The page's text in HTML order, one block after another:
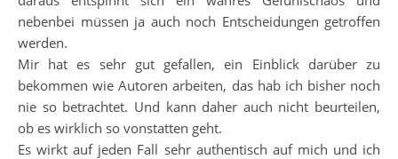
nebenbei müssen ja auch noch Entscheidungen getroffen
werden.
Mir hat es sehr gut gefallen, ein Einblick darüber zu
bekommen wie Autoren arbeiten, das hab ich bisher noch
nie so betrachtet. Und kann daher auch nicht beurteilen,
ob es wirklich so vonstatten geht.
Es wirkt auf jeden Fall sehr authentisch auf mich und ich